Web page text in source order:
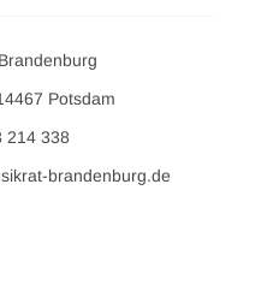
Potsdam
214 338
brandenburg.de